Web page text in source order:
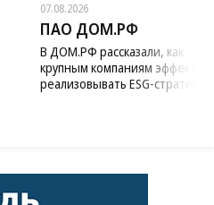
07.08.2026
ПАО ДОМ.РФ
В ДОМ.РФ рассказали, как
крупным компаниям
реализовывать ESG-стратегию